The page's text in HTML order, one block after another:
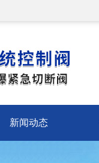
新闻动态